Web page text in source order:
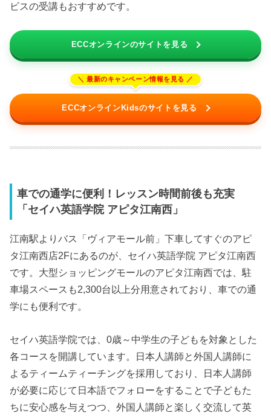
ビスの受講もおすすめです。
ECCオンラインのサイトを見る
ECCオンラインKidsのサイトを見る
車での通学に便利！レッスン時間前後も充実
「セイハ英語学院 アピタ江南西」
江南駅よりバス「ヴィアモール前」下車してすぐのアピ
タ江南西店2Fにあるのが、セイハ英語学院 アピタ江南西
です。大型ショッピングモールのアピタ江南西では、駐
車場スペースも2,300台以上分用意されており、車での通
学にも便利です。
セイハ英語学院では、0歳～中学生の子どもを対象とした
各コースを開講しています。日本人講師と外国人講師に
よるティームティーチングを採用しており、日本人講師
が必要に応じて日本語でフォローをすることで子どもた
ちに安心感を与えつつ、外国人講師と楽しく交流して英